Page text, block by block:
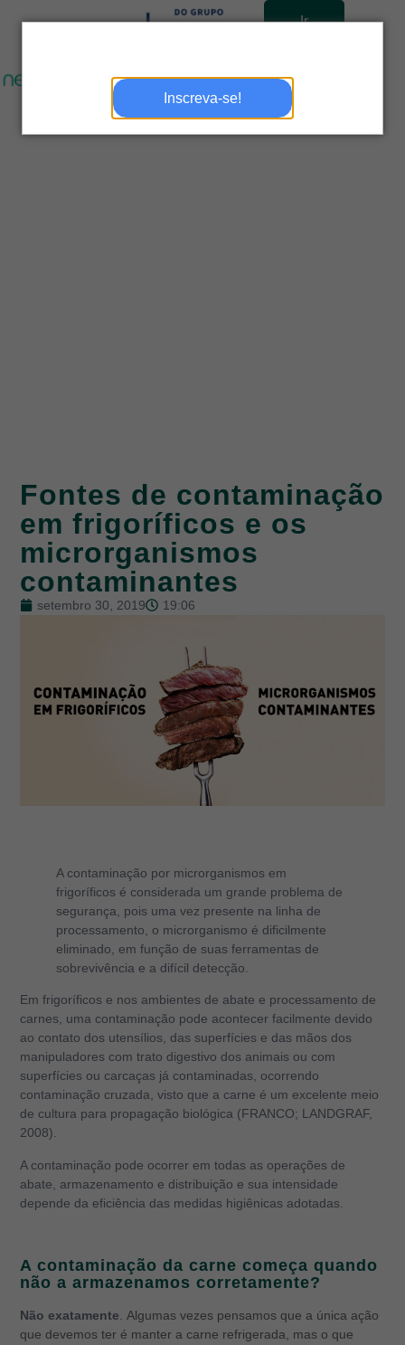
Inscreva-se!
Ir
Fontes de contaminação
em frigoríficos e os
microrganismos
contaminantes
setembro 30, 2019 19:06
A contaminação por microrganismos em
frigoríficos é considerada um grande problema de
segurança, pois uma vez presente na linha de
processamento, o microrganismo é dificilmente
eliminado, em função de suas ferramentas de
sobrevivência e a difícil detecção.
Em frigoríficos e nos ambientes de abate e processamento de
carnes, uma contaminação pode acontecer facilmente devido
ao contato dos utensílios, das superfícies e das mãos dos
manipuladores com trato digestivo dos animais ou com
superfícies ou carcaças já contaminadas, ocorrendo
contaminação cruzada, visto que a carne é um excelente meio
de cultura para propagação biológica (FRANCO; LANDGRAF,
2008).
A contaminação pode ocorrer em todas as operações de
abate, armazenamento e distribuição e sua intensidade
depende da eficiência das medidas higiênicas adotadas.
A contaminação da carne começa quando
não a armazenamos corretamente?
Não exatamente. Algumas vezes pensamos que a única ação
que devemos ter é manter a carne refrigerada, mas o que